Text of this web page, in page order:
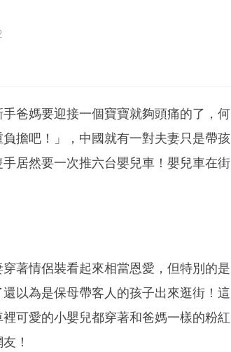
爸媽要迎接一個寶寶就夠頭痛的了，何
擔吧！」，中國就有一對夫妻只是帶孩
居然要一次推六台嬰兒車！嬰兒車在街
著情侶裝看起來相當恩愛，但特別的是
以為是保母帶客人的孩子出來逛街！這
可愛的小嬰兒都穿著和爸媽一樣的粉紅
！